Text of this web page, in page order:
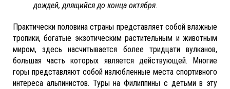
дождей, длящийся до конца октября.
Практически половина страны представляет собой влажные
тропики, богатые экзотическим растительным и животным
миром, здесь насчитывается более тридцати вулканов,
большая часть которых является действующей. Многие
горы представляют собой излюбленные места спортивного
интереса альпинистов. Туры на Филиппины с детьми в эту